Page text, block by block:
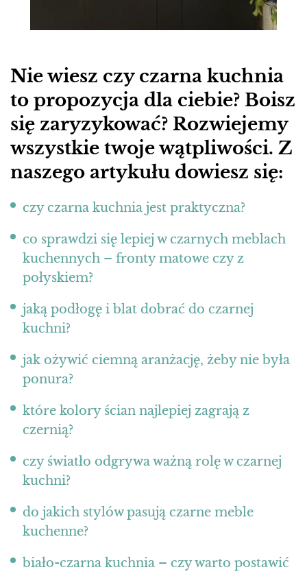
Nie wiesz czy czarna kuchnia
to propozycja dla ciebie? Boisz
się zaryzykować? Rozwiejemy
wszystkie twoje wątpliwości. Z
naszego artykułu dowiesz się:
czy czarna kuchnia jest praktyczna?
co sprawdzi się lepiej w czarnych meblach
kuchennych – fronty matowe czy z
połyskiem?
jaką podłogę i blat dobrać do czarnej
kuchni?
jak ożywić ciemną aranżację, żeby nie była
ponura?
które kolory ścian najlepiej zagrają z
czernią?
czy światło odgrywa ważną rolę w czarnej
kuchni?
do jakich stylów pasują czarne meble
kuchenne?
biało-czarna kuchnia – czy warto postawić